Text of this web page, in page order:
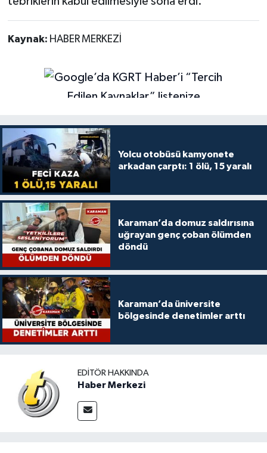
Kaynak: HABER MERKEZİ
Yolcu otobüsü kamyonete
arkadan çarptı: 1 ölü, 15 yaralı
Karaman’da domuz saldırısına
uğrayan genç çoban ölümden
döndü
Karaman’da üniversite
bölgesinde denetimler arttı
EDITÖR HAKKINDA
Haber Merkezi